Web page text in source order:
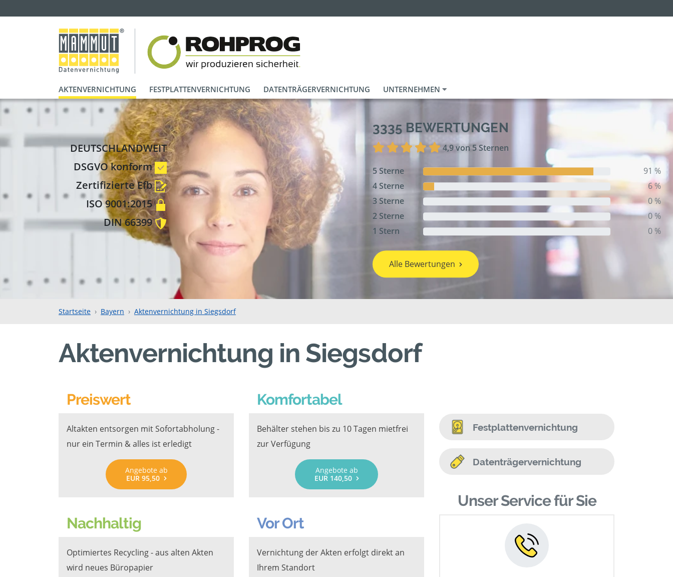
AKTENVERNICHTUNG FESTPLATTENVERNICHTUNG DATENTRÄGERVERNICHTUNG UNTERNEHMEN
DEUTSCHLANDWEIT
DSGVO konform
Zertifizierte Efb
ISO 9001:2015
DIN 66399
3335 BEWERTUNGEN
4,9 von 5 Sternen
5 Sterne
91 %
4 Sterne
6 %
3 Sterne
0 %
2 Sterne
0 %
1 Stern
0 %
Alle Bewertungen
Startseite Bayern Aktenvernichtung in Siegsdorf
Aktenvernichtung in Siegsdorf
Preiswert
Altakten entsorgen mit Sofortabholung -
nur ein Termin & alles ist erledigt
Angebote ab
EUR 95,50
Komfortabel
Behälter stehen bis zu 10 Tagen mietfrei
zur Verfügung
Angebote ab
EUR 140,50
Nachhaltig
Optimiertes Recycling - aus alten Akten
wird neues Büropapier
Vor Ort
Vernichtung der Akten erfolgt direkt an
Ihrem Standort
Festplattenvernichtung
Datenträgervernichtung
Unser Service für Sie